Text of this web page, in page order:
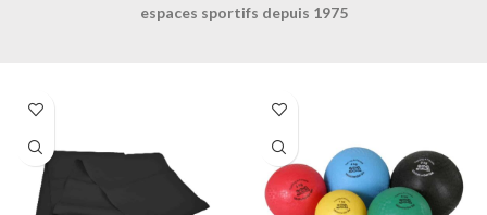
espaces sportifs depuis 1975